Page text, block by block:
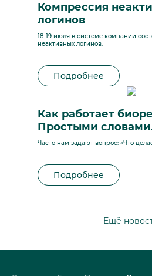
Компрессия
логинов
18-19 июля в системе компании
неактивных логинов.
Подробнее
Как работает
Простыми
Часто нам задают вопрос: «Что
Подробнее
Ещё